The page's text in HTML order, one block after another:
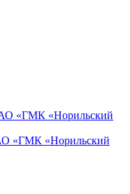
«ГМК «Норильский
«ГМК «Норильский